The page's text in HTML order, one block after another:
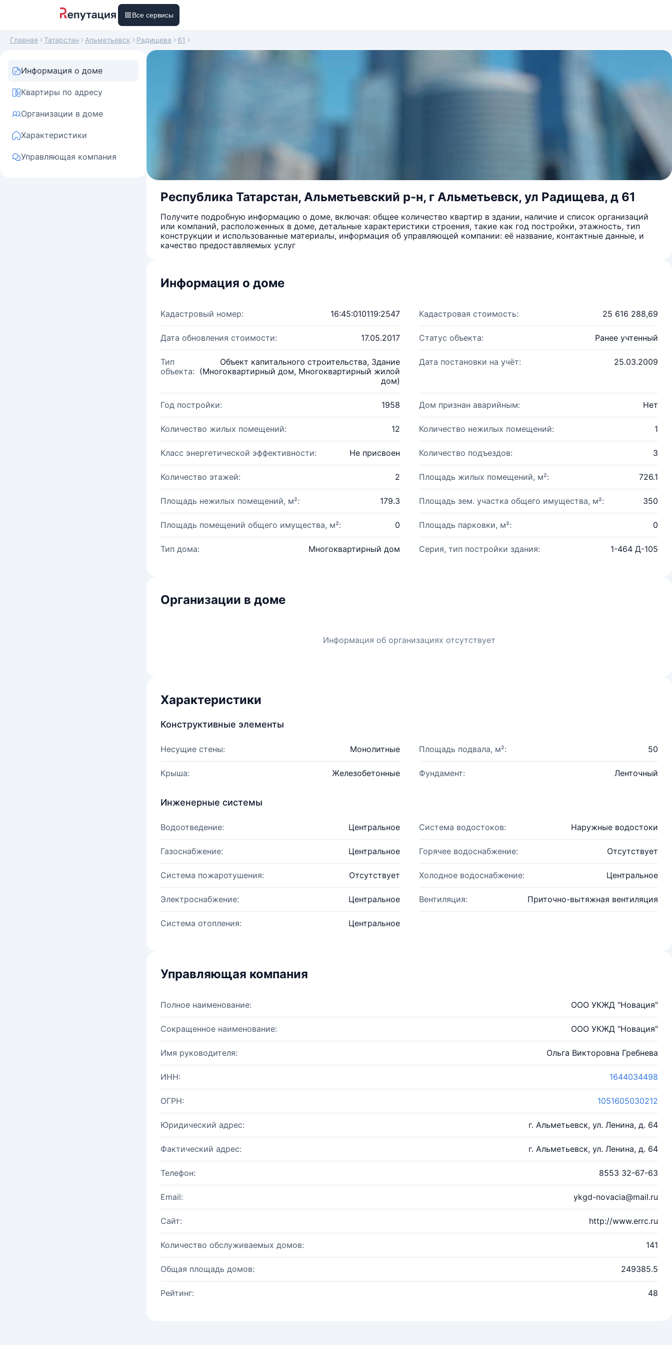
Все сервисы
Главная Татарстан Альметьевск Радищева 61
Информация о доме
Квартиры по адресу
Организации в доме
Характеристики
Управляющая компания
Республика Татарстан, Альметьевский р-н, г Альметьевск, ул Радищева, д 61
Получите подробную информацию о доме, включая: общее количество квартир в здании, наличие и список организаций
или компаний, расположенных в доме, детальные характеристики строения, такие как год постройки, этажность, тип
конструкции и использованные материалы, информация об управляющей компании: её название, контактные данные, и
качество предоставляемых услуг
Информация о доме
Кадастровый номер: 16:45:010119:2547 Кадастровая стоимость: 25 616 288,69
Дата обновления стоимости: 17.05.2017 Статус объекта: Ранее учтенный
Тип
объекта:
Объект капитального строительства, Здание
(Многоквартирный дом, Многоквартирный жилой
дом)
Дата постановки на учёт: 25.03.2009
Год постройки: 1958 Дом признан аварийным: Нет
Количество жилых помещений: 12 Количество нежилых помещений: 1
Класс энергетической эффективности: Не присвоен Количество подъездов: 3
Количество этажей: 2 Площадь жилых помещений, м²: 726.1
Площадь нежилых помещений, м²: 179.3 Площадь зем. участка общего имущества, м²: 350
Площадь помещений общего имущества, м²: 0 Площадь парковки, м²: 0
Тип дома: Многоквартирный дом Серия, тип постройки здания: 1-464 Д-105
Организации в доме
Информация об организациях отсутствует
Характеристики
Конструктивные элементы
Несущие стены: Монолитные Площадь подвала, м²: 50
Крыша: Железобетонные Фундамент: Ленточный
Инженерные системы
Водоотведение: Центральное Система водостоков: Наружные водостоки
Газоснабжение: Центральное Горячее водоснабжение: Отсутствует
Система пожаротушения: Отсутствует Холодное водоснабжение: Центральное
Электроснабжение: Центральное Вентиляция: Приточно-вытяжная вентиляция
Система отопления: Центральное
Управляющая компания
Полное наименование: ООО УКЖД "Новация"
Сокращенное наименование: ООО УКЖД "Новация"
Имя руководителя: Ольга Викторовна Гребнева
ИНН: 1644034498
ОГРН: 1051605030212
Юридический адрес: г. Альметьевск, ул. Ленина, д. 64
Фактический адрес: г. Альметьевск, ул. Ленина, д. 64
Телефон: 8553 32-67-63
Email: ykgd-novacia@mail.ru
Сайт: http://www.errc.ru
Количество обслуживаемых домов: 141
Общая площадь домов: 249385.5
Рейтинг: 48